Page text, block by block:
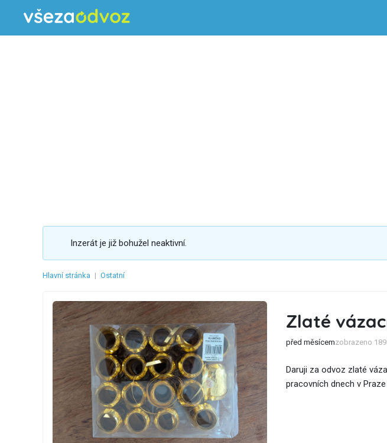
Inzerát je již bohužel neaktivní.
Hlavní stránka | Ostatní
Zlaté
před měsícemzobrazeno
Daruji za odvoz zlaté
pracovních dnech v